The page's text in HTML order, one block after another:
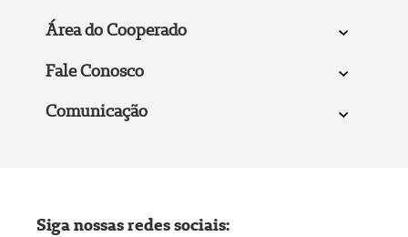
Área do Cooperado
Fale Conosco
Comunicação
Siga nossas redes sociais: